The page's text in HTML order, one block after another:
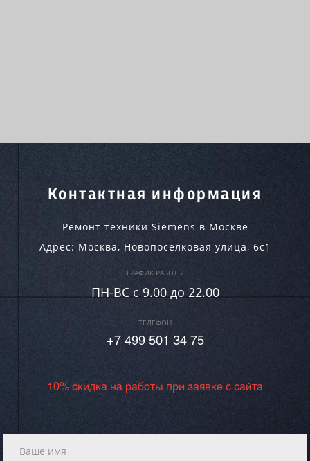
Контактная информация
Ремонт техники Siemens в Москве
Адрес: Москва, Новопоселковая улица, 6с1
ГРАФИК РАБОТЫ
ПН-ВC c 9.00 до 22.00
ТЕЛЕФОН
+7 499 501 34 75
10% скидка на работы при заявке с сайта